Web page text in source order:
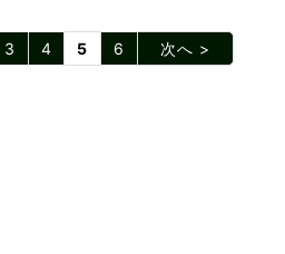
3 4 5 6 次へ >